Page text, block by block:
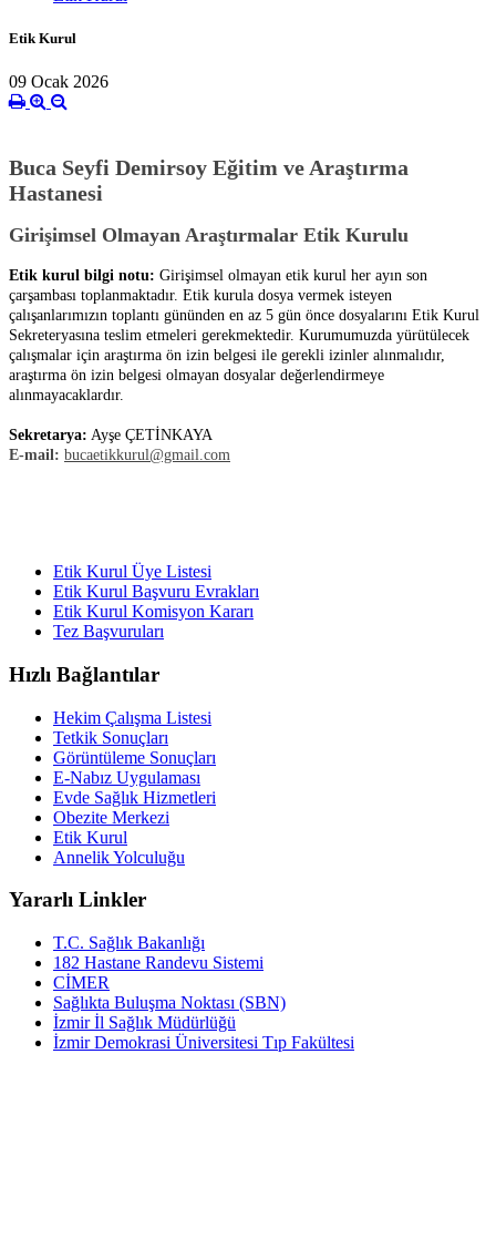
Etik Kurul
09 Ocak 2026
Buca Seyfi Demirsoy Eğitim ve Araştırma
Hastanesi
Girişimsel Olmayan Araştırmalar Etik Kurulu
Etik kurul bilgi notu: Girişimsel olmayan etik kurul her ayın son
çarşambası toplanmaktadır. Etik kurula dosya vermek isteyen
çalışanlarımızın toplantı gününden en az 5 gün önce dosyalarını Etik Kurul
Sekreteryasına teslim etmeleri gerekmektedir. Kurumumuzda yürütülecek
çalışmalar için araştırma ön izin belgesi ile gerekli izinler alınmalıdır,
araştırma ön izin belgesi olmayan dosyalar değerlendirmeye
alınmayacaklardır.
Sekretarya: Ayşe ÇETİNKAYA
E-mail: bucaetikkurul@gmail.com
Etik Kurul Üye Listesi
Etik Kurul Başvuru Evrakları
Etik Kurul Komisyon Kararı
Tez Başvuruları
Hızlı Bağlantılar
Hekim Çalışma Listesi
Tetkik Sonuçları
Görüntüleme Sonuçları
E-Nabız Uygulaması
Evde Sağlık Hizmetleri
Obezite Merkezi
Etik Kurul
Annelik Yolculuğu
Yararlı Linkler
T.C. Sağlık Bakanlığı
182 Hastane Randevu Sistemi
CİMER
Sağlıkta Buluşma Noktası (SBN)
İzmir İl Sağlık Müdürlüğü
İzmir Demokrasi Üniversitesi Tıp Fakültesi